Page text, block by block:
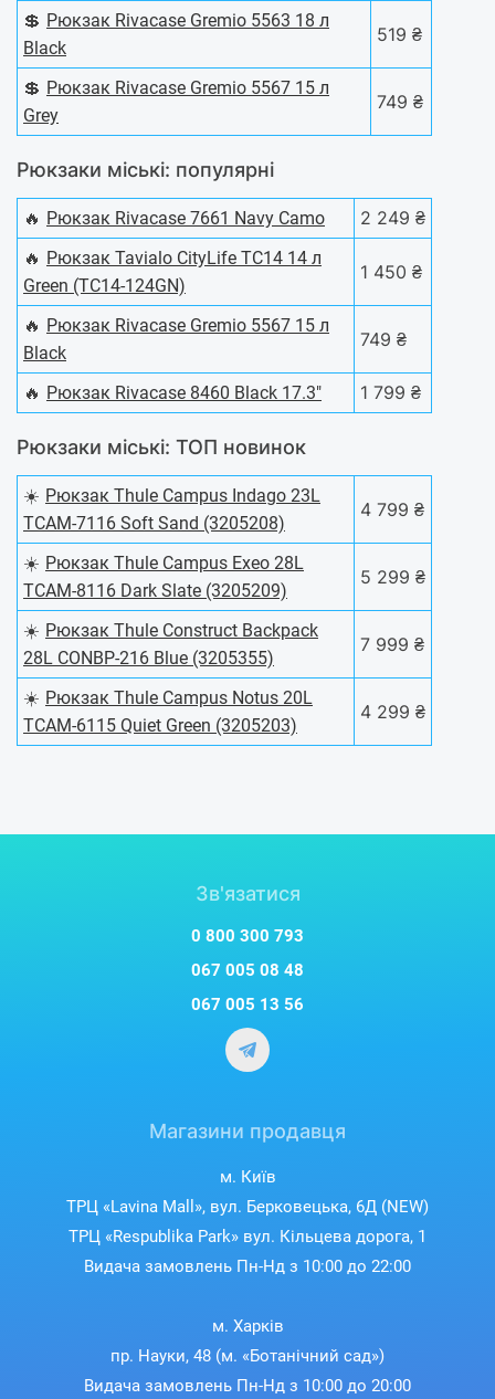
💲 Рюкзак Rivacase Gremio 5563 18 л
Black
519 ₴
💲 Рюкзак Rivacase Gremio 5567 15 л
Grey
749 ₴
Рюкзаки міські: популярні
🔥 Рюкзак Rivacase 7661 Navy Camo
2 249 ₴
🔥 Рюкзак Tavialo CityLife TC14 14 л
Green (TC14-124GN)
1 450 ₴
🔥 Рюкзак Rivacase Gremio 5567 15 л
Black
749 ₴
🔥 Рюкзак Rivacase 8460 Black 17.3" 1 799 ₴
Рюкзаки міські: ТОП новинок
☀️ Рюкзак Thule Campus Indago 23L
TCAM-7116 Soft Sand (3205208)
4 799 ₴
☀️ Рюкзак Thule Campus Exeo 28L
TCAM-8116 Dark Slate (3205209)
5 299 ₴
☀️ Рюкзак Thule Construct Backpack
28L CONBP-216 Blue (3205355)
7 999 ₴
☀️ Рюкзак Thule Campus Notus 20L
TCAM-6115 Quiet Green (3205203)
4 299 ₴
Зв'язатися
0 800 300 793
067 005 08 48
067 005 13 56
Магазини продавця
м. Київ
ТРЦ «Lavina Mall», вул. Берковецька, 6Д (NEW)
ТРЦ «Respublika Park» вул. Кільцева дорога, 1
Видача замовлень Пн-Нд з 10:00 до 22:00
м. Харків
пр. Науки, 48 (м. «Ботанічний сад»)
Видача замовлень Пн-Нд з 10:00 до 20:00